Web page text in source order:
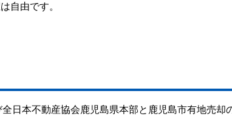
自由です。
日本不動産協会鹿児島県本部と鹿児島市有地売却